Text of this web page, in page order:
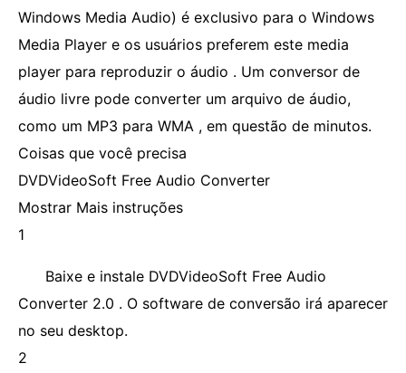
Windows Media Audio) é exclusivo para o Windows
Media Player e os usuários preferem este media
player para reproduzir o áudio . Um conversor de
áudio livre pode converter um arquivo de áudio,
como um MP3 para WMA , em questão de minutos.
Coisas que você precisa
DVDVideoSoft Free Audio Converter
Mostrar Mais instruções
1
Baixe e instale DVDVideoSoft Free Audio
Converter 2.0 . O software de conversão irá aparecer
no seu desktop.
2